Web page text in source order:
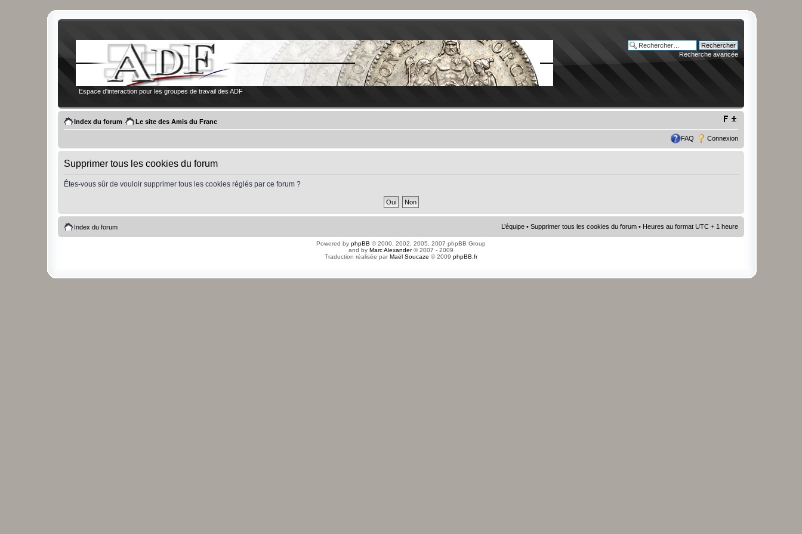
Espace d'interaction pour les groupes de travail des ADF
Recherche avancée
Index du forum Le site des Amis du Franc
FAQ Connexion
Supprimer tous les cookies du forum
Êtes-vous sûr de vouloir supprimer tous les cookies réglés par ce forum ?
Index du forum L’équipe • Supprimer tous les cookies du forum • Heures au format UTC + 1 heure
Powered by phpBB © 2000, 2002, 2005, 2007 phpBB Group
and by Marc Alexander© 2007 - 2009
Traduction réalisée parMaël Soucaze © 2009 phpBB.fr